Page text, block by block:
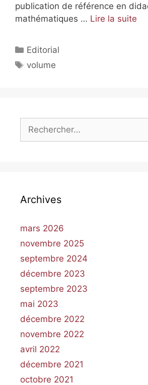
publication de référence en
mathématiques … Lire la suite
Editorial
volume
Archives
mars 2026
novembre 2025
septembre 2024
décembre 2023
septembre 2023
mai 2023
décembre 2022
novembre 2022
avril 2022
décembre 2021
octobre 2021